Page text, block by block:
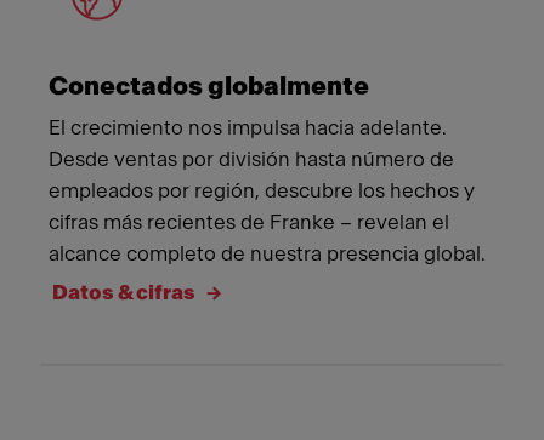
Conectados globalmente
El crecimiento nos impulsa hacia adelante.
Desde ventas por división hasta número de
empleados por región, descubre los hechos y
cifras más recientes de Franke – revelan el
alcance completo de nuestra presencia global.
Datos & cifras